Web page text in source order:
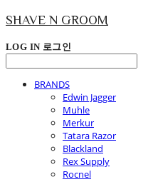
SHAVE N GROOM
LOG IN 로그인
BRANDS
Edwin Jagger
Muhle
Merkur
Tatara Razor
Blackland
Rex Supply
Rocnel